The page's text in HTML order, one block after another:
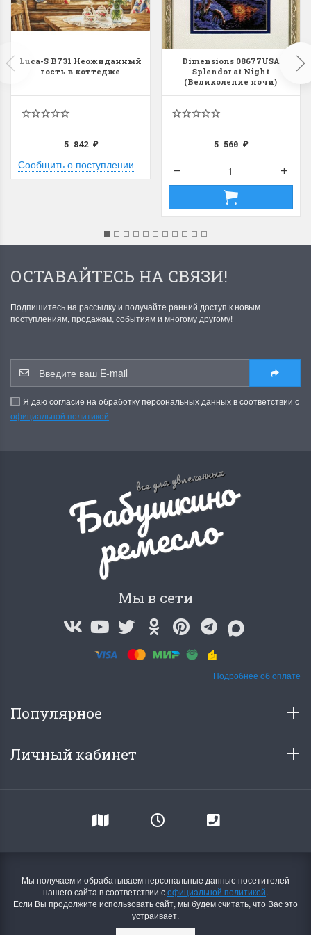
Luca-S B731 Неожиданный
гость в коттедже
5 842 ₽
Сообщить о поступлении
Dimensions 08677USA
Splendor at Night
(Великолепие ночи)
5 560₽
ОСТАВАЙТЕСЬ НА СВЯЗИ!
Подпишитесь на рассылку и получайте ранний доступ к новым
поступлениям, продажам, событиям и многому другому!
Я даю согласие на обработку персональных данных в соответствии с
официальной политикой
все для увлеченных
Б
а
б
у
ш
к
и
н
о
р
е
м
е
с
л
о
Мы в сети
Подробнее об оплате
Популярное
Личный кабинет
Мы получаем и обрабатываем персональные данные посетителей
нашего сайта в соответствии софициальной политикой.
Если Вы продолжите использовать сайт, мы будем считать, что Вас это
устраивает.